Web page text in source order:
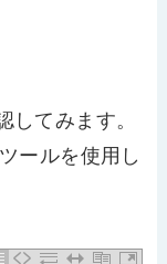
てみます。
ールを使用し